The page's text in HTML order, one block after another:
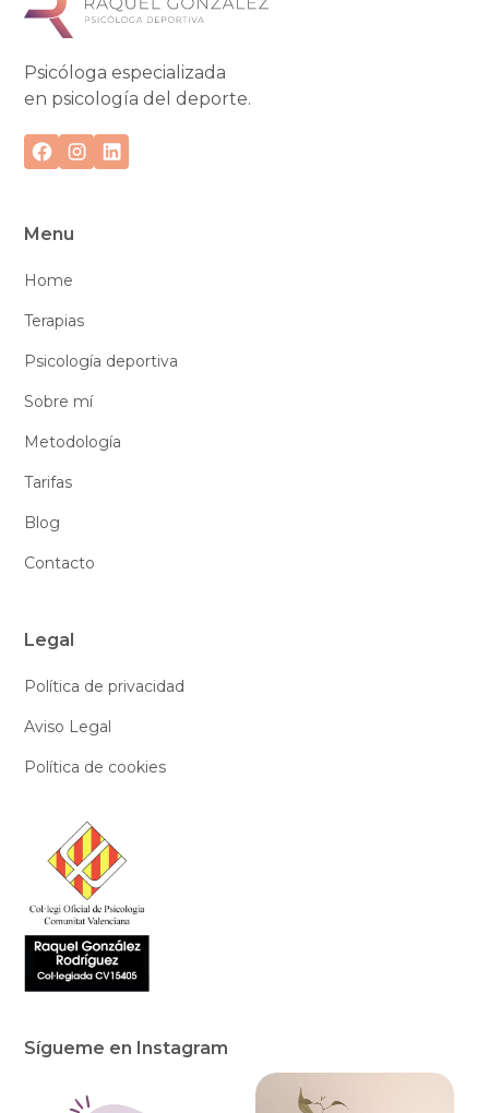
Psicóloga especializada
en psicología del deporte.
Menu
Home
Terapias
Psicología deportiva
Sobre mí
Metodología
Tarifas
Blog
Contacto
Legal
Política de privacidad
Aviso Legal
Política de cookies
Sígueme en Instagram